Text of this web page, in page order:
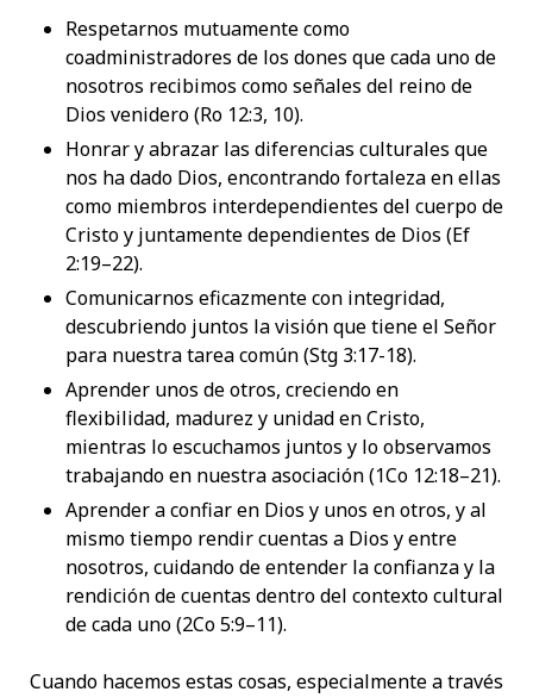
Respetarnos mutuamente como
coadministradores de los dones que cada uno de
nosotros recibimos como señales del reino de
Dios venidero (Ro 12:3, 10).
Honrar y abrazar las diferencias culturales que
nos ha dado Dios, encontrando fortaleza en ellas
como miembros interdependientes del cuerpo de
Cristo y juntamente dependientes de Dios (Ef
2:19–22).
Comunicarnos eficazmente con integridad,
descubriendo juntos la visión que tiene el Señor
para nuestra tarea común (Stg 3:17-18).
Aprender unos de otros, creciendo en
flexibilidad, madurez y unidad en Cristo,
mientras lo escuchamos juntos y lo observamos
trabajando en nuestra asociación (1Co 12:18–21).
Aprender a confiar en Dios y unos en otros, y al
mismo tiempo rendir cuentas a Dios y entre
nosotros, cuidando de entender la confianza y la
rendición de cuentas dentro del contexto cultural
de cada uno (2Co 5:9–11).
Cuando hacemos estas cosas, especialmente a través